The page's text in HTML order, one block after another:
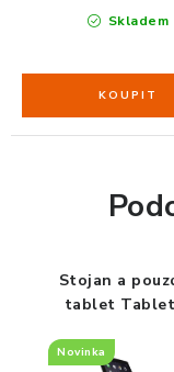
Naše realizace,
Skladem
Stojan a
tablet
Novinka